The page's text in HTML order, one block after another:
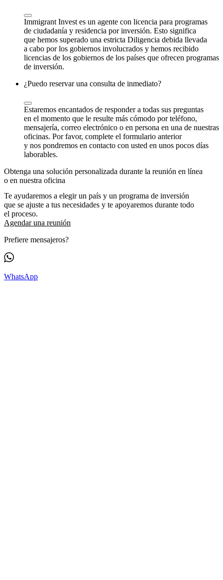
Immigrant Invest es un agente con licencia para programas
de ciudadanía y residencia por inversión. Esto significa
que hemos superado una estricta Diligencia debida llevada
a cabo por los gobiernos involucrados y hemos recibido
licencias de los gobiernos de los países que ofrecen programas
de inversión.
¿Puedo reservar una consulta de inmediato?
Estaremos encantados de responder a todas sus preguntas
en el momento que le resulte más cómodo por teléfono,
mensajería, correo electrónico o en persona en una de nuestras
oficinas. Por favor, complete el formulario anterior
y nos pondremos en contacto con usted en unos pocos días
laborables.
Obtenga una solución personalizada durante la reunión en línea
o en nuestra oficina
Te ayudaremos a elegir un país y un programa de inversión
que se ajuste a tus necesidades y te apoyaremos durante todo
el proceso.
Agendar una reunión
Prefiere mensajeros?
WhatsApp